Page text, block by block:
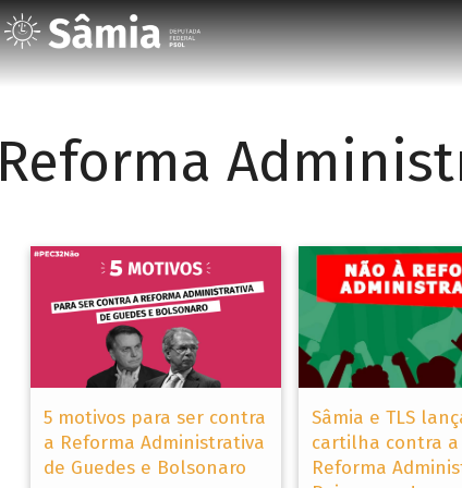
Reforma
5 motivos para ser contra
a Reforma Administrativa
de Guedes e Bolsonaro
Sâmia e TLS
cartilha contra a
Reforma